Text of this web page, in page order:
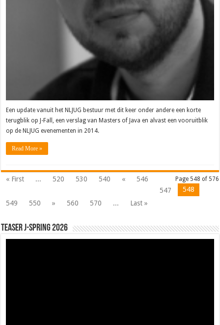
Een update vanuit het NLJUG bestuur met dit keer onder andere een korte
terugblik op J-Fall, een verslag van Masters of Java en alvast een vooruitblik
op de NLJUG evenementen in 2014.
Read More »
Page 548 of 576
« First ... 520 530 540 «
546
547
548
549
550 » 560 570 ... Last »
Teaser J-Spring 2026